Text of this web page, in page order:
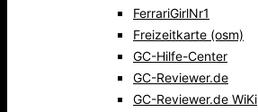
FerrariGirlNr1
Freizeitkarte (osm)
GC-Hilfe-Center
GC-Reviewer.de
GC-Reviewer.de WiKi